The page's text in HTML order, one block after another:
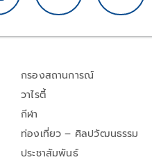
กรองสถานการณ์
วาไรตี้
กีฬา
ท่องเที่ยว – ศิลปวัฒนธรรม
ประชาสัมพันธ์